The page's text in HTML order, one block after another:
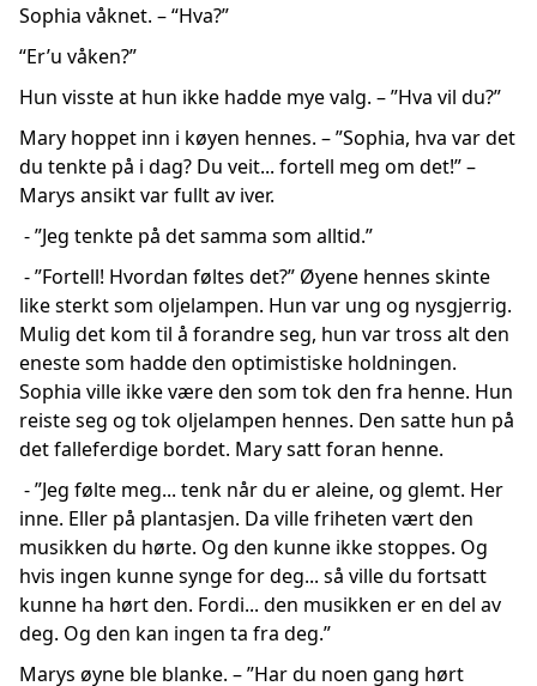
Sophia våknet. – “Hva?”
“Er’u våken?”
Hun visste at hun ikke hadde mye valg. – ”Hva vil du?”
Mary hoppet inn i køyen hennes. – ”Sophia, hva var det
du tenkte på i dag? Du veit... fortell meg om det!” –
Marys ansikt var fullt av iver.
- ”Jeg tenkte på det samma som alltid.”
- ”Fortell! Hvordan føltes det?” Øyene hennes skinte
like sterkt som oljelampen. Hun var ung og nysgjerrig.
Mulig det kom til å forandre seg, hun var tross alt den
eneste som hadde den optimistiske holdningen.
Sophia ville ikke være den som tok den fra henne. Hun
reiste seg og tok oljelampen hennes. Den satte hun på
det falleferdige bordet. Mary satt foran henne.
- ”Jeg følte meg... tenk når du er aleine, og glemt. Her
inne. Eller på plantasjen. Da ville friheten vært den
musikken du hørte. Og den kunne ikke stoppes. Og
hvis ingen kunne synge for deg... så ville du fortsatt
kunne ha hørt den. Fordi... den musikken er en del av
deg. Og den kan ingen ta fra deg.”
Marys øyne ble blanke. – ”Har du noen gang hørt